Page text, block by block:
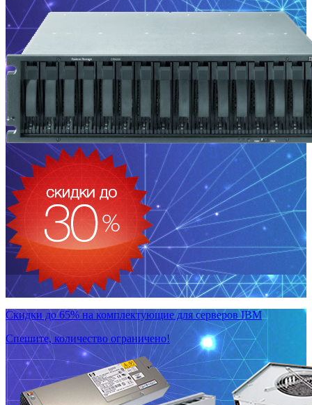
Скидки до 65% на комплектующие для серверов IBM
Спешите, количество ограничено!